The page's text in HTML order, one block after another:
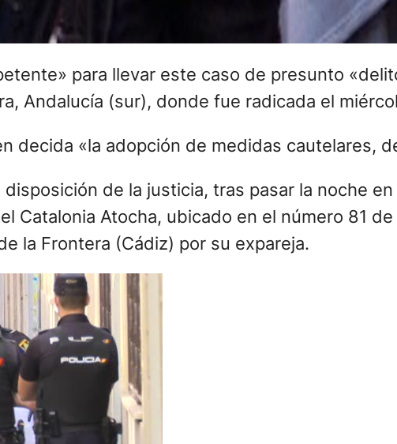
para llevar este caso de presunto
Andalucía (sur), donde fue radicada el
decida «la adopción de medidas cautelares,
de la justicia, tras pasar la noche
Catalonia Atocha, ubicado en el número 81
la Frontera (Cádiz) por su expareja.